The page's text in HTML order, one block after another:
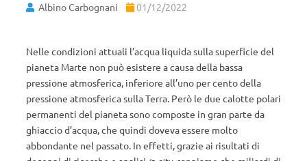
Albino Carbognani 01/12/2022
Nelle condizioni attuali l’acqua liquida sulla superficie del
pianeta Marte non può esistere a causa della bassa
pressione atmosferica, inferiore all’uno per cento della
pressione atmosferica sulla Terra. Però le due calotte polari
permanenti del pianeta sono composte in gran parte da
ghiaccio d’acqua, che quindi doveva essere molto
abbondante nel passato. In effetti, grazie ai risultati di